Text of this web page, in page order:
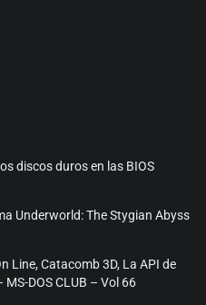
discos duros en las BIOS
Underworld: The Stygian Abyss
Line, Catacomb 3D, La API de
MS-DOS CLUB – Vol 66